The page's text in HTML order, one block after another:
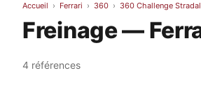
Accueil › Ferrari › 360 › 360 Challenge
Freinage —
4 références